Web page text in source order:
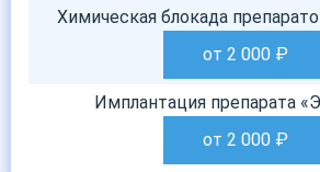
Химическая блокада
от 2 000 ₽
Имплантация препарата
от 2 000 ₽